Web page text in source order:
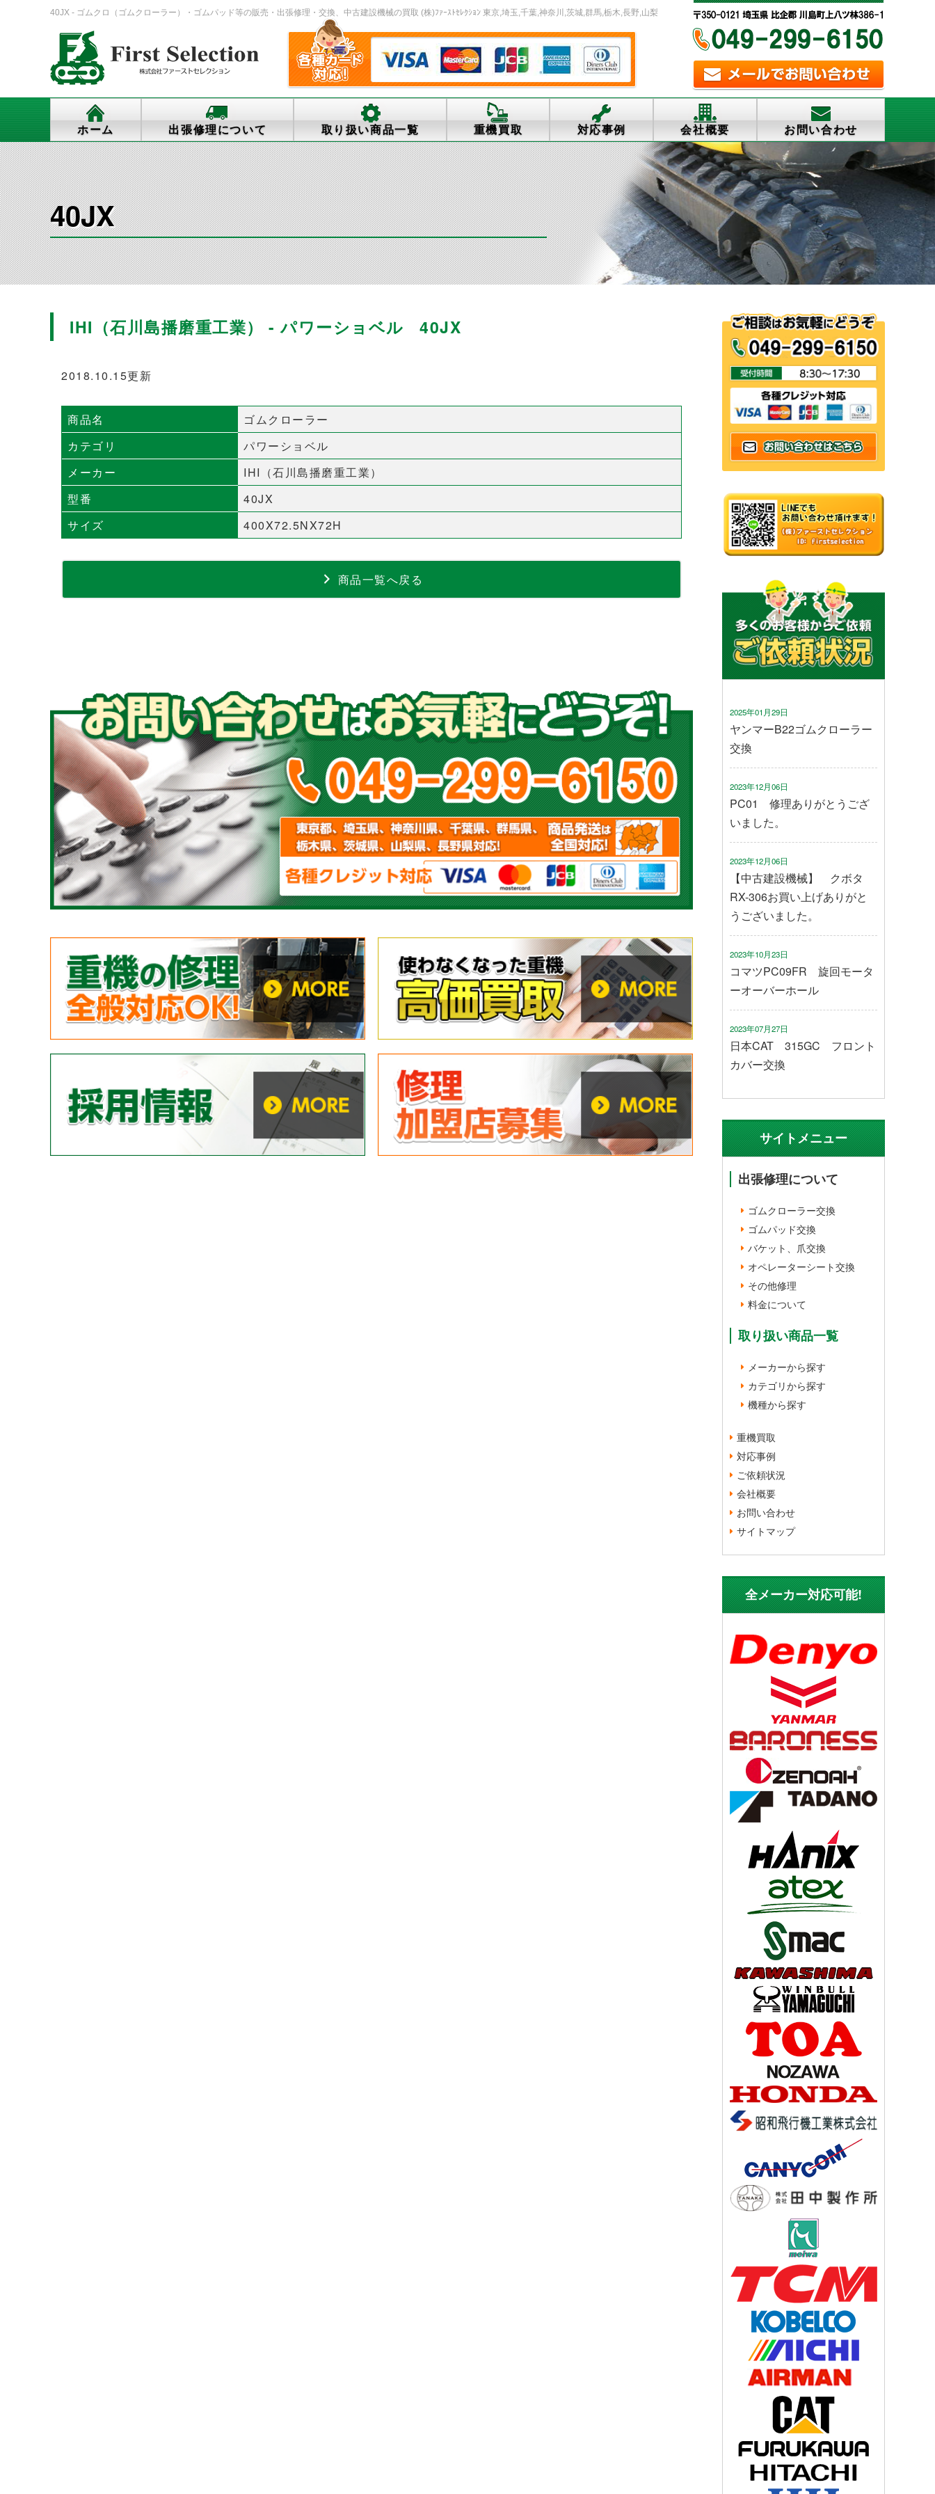
40JX - ゴムクロ（ゴムクローラー）・ゴムパッド等の販売・出張修理・交換、中古建設機械の買取 (株)ﾌｧｰｽﾄｾﾚｸｼｮﾝ 東京,埼玉,千葉,神奈川,茨城,群馬,栃木,長野,山梨
ホーム 出張修理について 取り扱い商品一覧 重機買取 対応事例 会社概要 お問い合わせ
40JX
IHI（石川島播磨重工業） - パワーショベル 40JX
2018.10.15更新
商品名
ゴムクローラー
カテゴリ
パワーショベル
メーカー
IHI（石川島播磨重工業）
型番
40JX
サイズ
400X72.5NX72H
商品一覧へ戻る
2025年01月29日
ヤンマーB22ゴムクローラー
交換
2023年12月06日
PC01 修理ありがとうござ
いました。
2023年12月06日
【中古建設機械】 クボタ
RX-306お買い上げありがと
うございました。
2023年10月23日
コマツPC09FR 旋回モータ
ーオーバーホール
2023年07月27日
日本CAT 315GC フロント
カバー交換
サイトメニュー
出張修理について
ゴムクローラー交換
ゴムパッド交換
バケット、爪交換
オペレーターシート交換
その他修理
料金について
取り扱い商品一覧
メーカーから探す
カテゴリから探す
機種から探す
重機買取
対応事例
ご依頼状況
会社概要
お問い合わせ
サイトマップ
全メーカー対応可能!